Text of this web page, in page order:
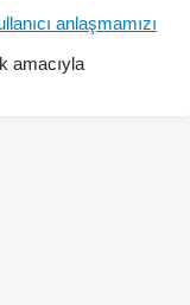
anlaşmamızı
amacıyla